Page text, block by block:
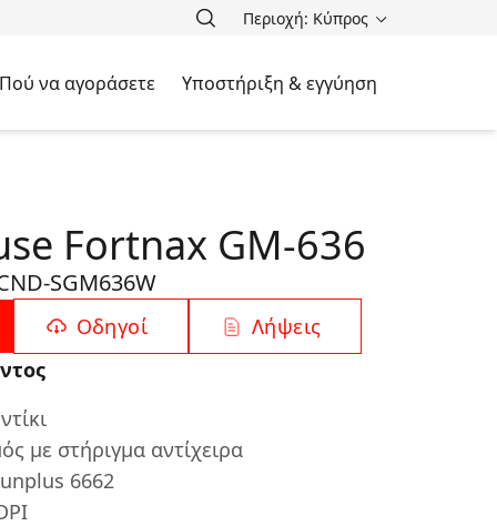
Περιοχή: Κύπρος
Πού να αγοράσετε Υποστήριξη & εγγύηση
Fortnax GM-636
SGM636W
Οδηγοί
Λήψεις
με στήριγμα αντίχειρα
6662